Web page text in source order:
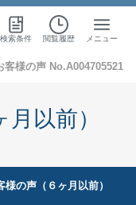
検索条件 閲覧履歴 メニュー
様の声 No.A004705521
以前）
様の声（６ヶ月以前）